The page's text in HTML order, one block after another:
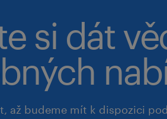
si dát
až budeme mít k dispozici